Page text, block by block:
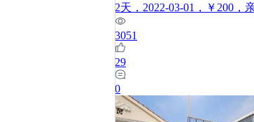
2天 ，2022-03-01 ，￥200 ，
3051
29
0